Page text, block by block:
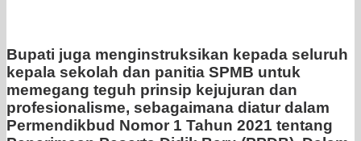
Bupati juga menginstruksikan kepada seluruh
kepala sekolah dan panitia SPMB untuk
memegang teguh prinsip kejujuran dan
profesionalisme, sebagaimana diatur dalam
Permendikbud Nomor 1 Tahun 2021 tentang